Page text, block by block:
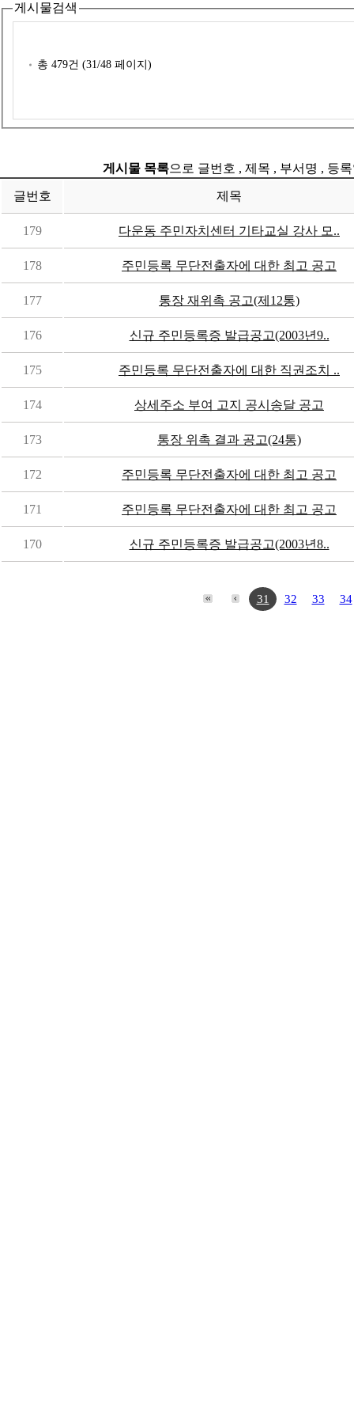
게시물검색
총 479건 (31/48 페이지)
게시물 목록으로 글번호 , 제목 , 부서명 , 등
글번호 제목
179 다운동 주민자치센터 기타교실 강사 모..
178 주민등록 무단전출자에 대한 최고 공고
177 통장 재위촉 공고(제12통)
176 신규 주민등록증 발급공고(2003년9..
175 주민등록 무단전출자에 대한 직권조치 ..
174 상세주소 부여 고지 공시송달 공고
173 통장 위촉 결과 공고(24통)
172 주민등록 무단전출자에 대한 최고 공고
171 주민등록 무단전출자에 대한 최고 공고
170 신규 주민등록증 발급공고(2003년8..
31 32 33 34